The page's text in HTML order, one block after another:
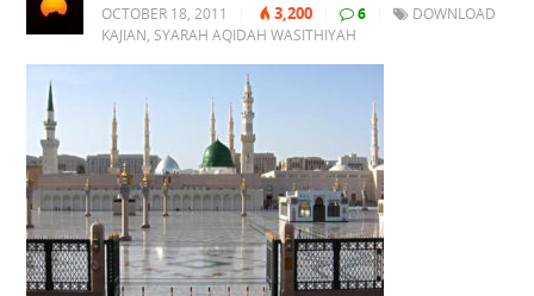
OCTOBER 18, 2011
3,200 6
DOWNLOAD
KAJIAN, SYARAH AQIDAH WASITHIYAH